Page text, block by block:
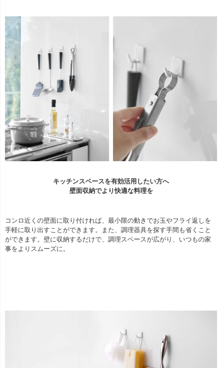
キッチンスペースを有効活用したい方へ
壁面収納でより快適な料理を
コンロ近くの壁面に取り付ければ、最小限の動きでお玉やフライ返しを
手軽に取り出すことができます。また、調理器具を探す手間も省くこと
ができます。壁に収納するだけで、調理スペースが広がり、いつもの家
事をよりスムーズに。